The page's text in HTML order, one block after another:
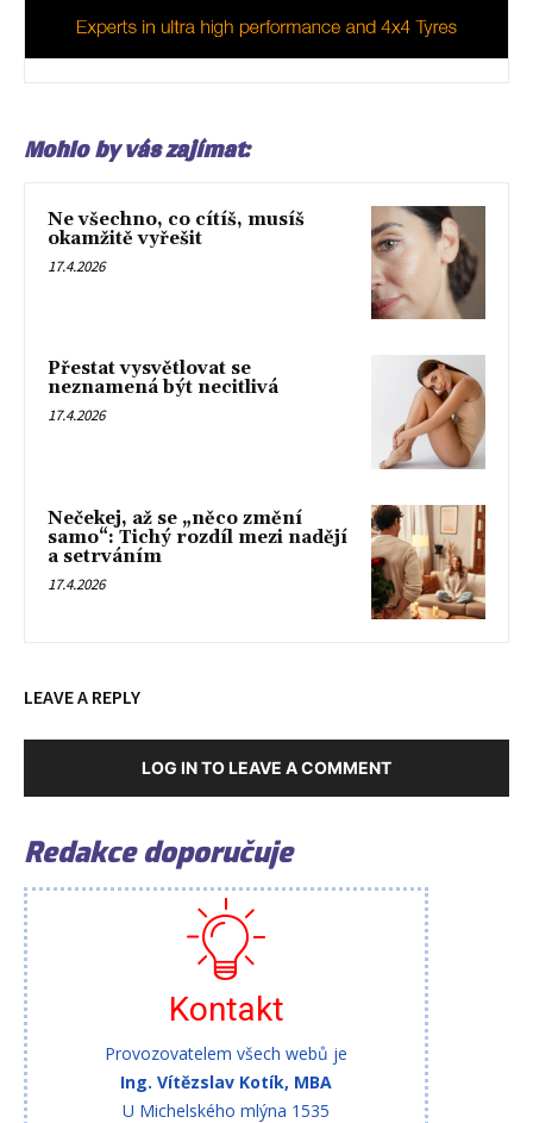
Mohlo by vás zajímat:
Ne všechno, co cítíš, musíš
okamžitě vyřešit
17.4.2026
Přestat vysvětlovat se
neznamená být necitlivá
17.4.2026
Nečekej, až se „něco změní
samo“: Tichý rozdíl mezi nadějí
a setrváním
17.4.2026
LEAVE A REPLY
LOG IN TO LEAVE A COMMENT
Redakce doporučuje
Kontakt
Provozovatelem všech webů je
Ing. Vítězslav Kotík, MBA
U Michelského mlýna 1535